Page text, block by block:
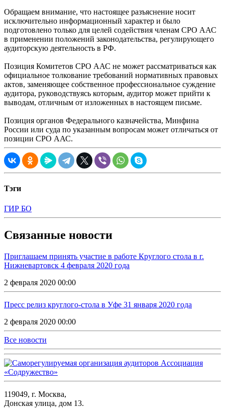
Обращаем внимание, что настоящее разъяснение носит
исключительно информационный характер и было
подготовлено только для целей содействия членам СРО ААС
в применении положений законодательства, регулирующего
аудиторскую деятельность в РФ.
Позиция Комитетов СРО ААС не может рассматриваться как
официальное толкование требований нормативных правовых
актов, заменяющее собственное профессиональное суждение
аудитора, руководствуясь которым, аудитор может прийти к
выводам, отличным от изложенных в настоящем письме.
Позиция органов Федерального казначейства, Минфина
России или суда по указанным вопросам может отличаться от
позиции СРО ААС.
Тэги
ГИР БО
Связанные новости
Приглашаем принять участие в работе Круглого стола в г.
Нижневартовск 4 февраля 2020 года
2 февраля 2020 00:00
Пресс релиз круглого-стола в Уфе 31 января 2020 года
2 февраля 2020 00:00
Все новости
119049, г. Москва,
Донская улица, дом 13.